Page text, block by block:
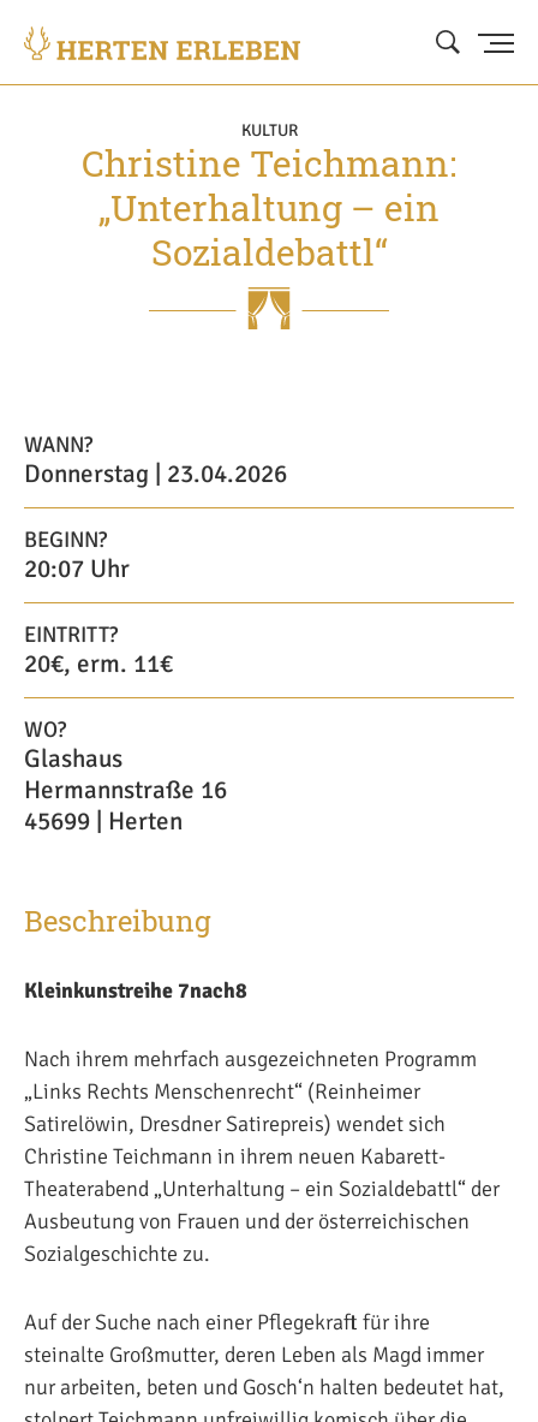
KULTUR
Christine Teichmann:
„Unterhaltung – ein
Sozialdebattl“
WANN?
Donnerstag | 23.04.2026
BEGINN?
20:07 Uhr
EINTRITT?
20€, erm. 11€
WO?
Glashaus
Hermannstraße 16
45699 | Herten
Beschreibung
Kleinkunstreihe 7nach8
Nach ihrem mehrfach ausgezeichneten Programm
„Links Rechts Menschenrecht“ (Reinheimer
Satirelöwin, Dresdner Satirepreis) wendet sich
Christine Teichmann in ihrem neuen Kabarett-
Theaterabend „Unterhaltung – ein Sozialdebattl“ der
Ausbeutung von Frauen und der österreichischen
Sozialgeschichte zu.
Auf der Suche nach einer Pflegekraft für ihre
steinalte Großmutter, deren Leben als Magd immer
nur arbeiten, beten und Gosch‘n halten bedeutet hat,